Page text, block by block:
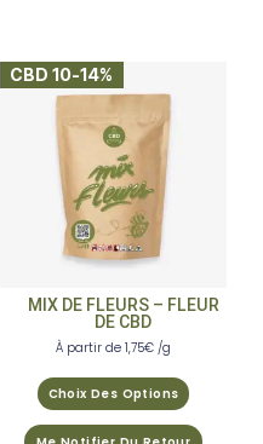
CBD 10-14%
MIX DE FLEURS – FLEUR
DE CBD
À partir de 1,75€ /g
Choix Des Options